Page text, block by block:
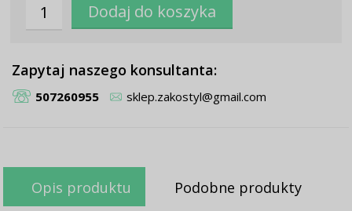
Zapytaj naszego konsultanta:
507260955 sklep.zakostyl@gmail.com
Opis produktu Podobne produkty